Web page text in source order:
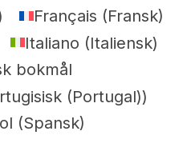
Français (Fransk)
Italiano (Italiensk)
bokmål
(Portugal))
(Spansk)